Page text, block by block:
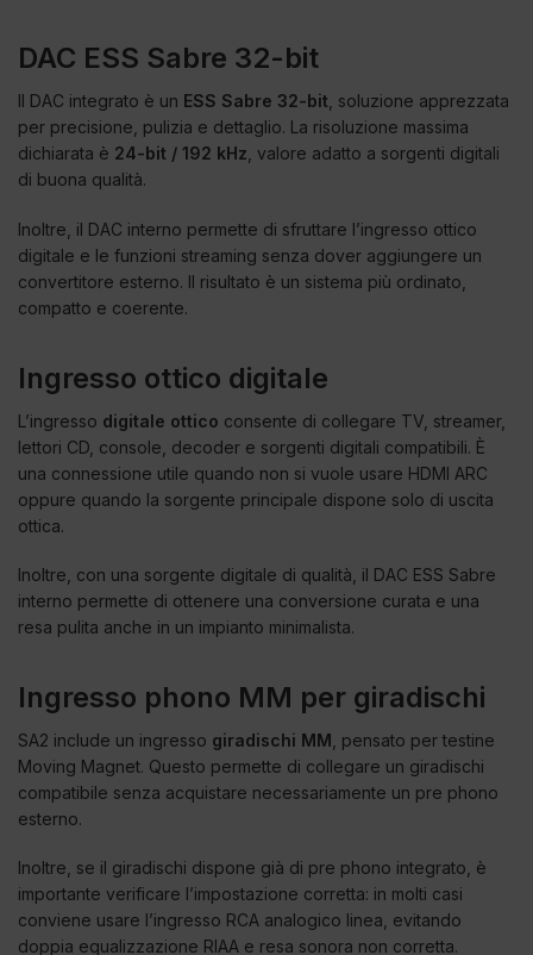
DAC ESS Sabre 32-bit
Il DAC integrato è un ESS Sabre 32-bit , soluzione apprezzata
per precisione, pulizia e dettaglio. La risoluzione massima
dichiarata è 24-bit / 192 kHz , valore adatto a sorgenti digitali
di buona qualità.
Inoltre, il DAC interno permette di sfruttare l’ingresso ottico
digitale e le funzioni streaming senza dover aggiungere un
convertitore esterno. Il risultato è un sistema più ordinato,
compatto e coerente.
Ingresso ottico digitale
L’ingresso digitale ottico consente di collegare TV, streamer,
lettori CD, console, decoder e sorgenti digitali compatibili. È
una connessione utile quando non si vuole usare HDMI ARC
oppure quando la sorgente principale dispone solo di uscita
ottica.
Inoltre, con una sorgente digitale di qualità, il DAC ESS Sabre
interno permette di ottenere una conversione curata e una
resa pulita anche in un impianto minimalista.
Ingresso phono MM per giradischi
SA2 include un ingresso giradischi MM , pensato per testine
Moving Magnet. Questo permette di collegare un giradischi
compatibile senza acquistare necessariamente un pre phono
esterno.
Inoltre, se il giradischi dispone già di pre phono integrato, è
importante verificare l’impostazione corretta: in molti casi
conviene usare l’ingresso RCA analogico linea, evitando
doppia equalizzazione RIAA e resa sonora non corretta.